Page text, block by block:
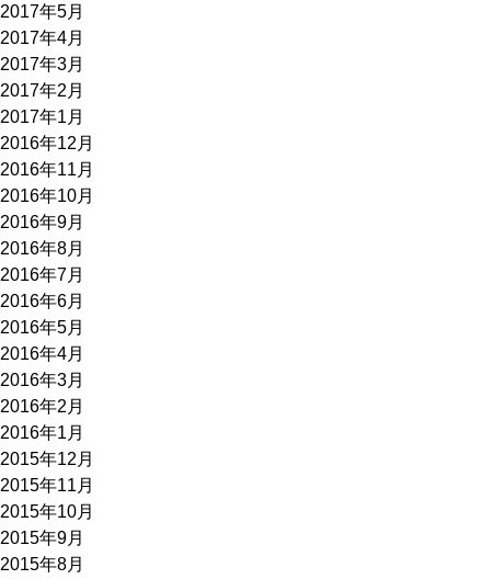
2017年5月
2017年4月
2017年3月
2017年2月
2017年1月
2016年12月
2016年11月
2016年10月
2016年9月
2016年8月
2016年7月
2016年6月
2016年5月
2016年4月
2016年3月
2016年2月
2016年1月
2015年12月
2015年11月
2015年10月
2015年9月
2015年8月